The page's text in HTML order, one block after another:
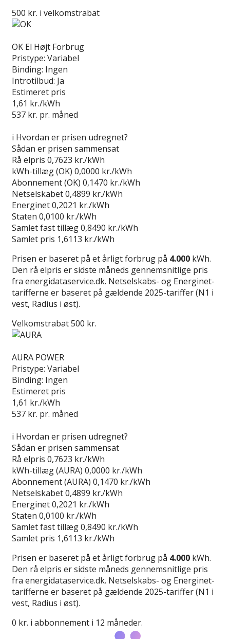
500 kr. i velkomstrabat
OK El Højt Forbrug
Pristype: Variabel
Binding: Ingen
Introtilbud: Ja
Estimeret pris
1,61 kr./kWh
537 kr. pr. måned
i Hvordan er prisen udregnet?
Sådan er prisen sammensat
Rå elpris 0,7623 kr./kWh
kWh-tillæg (OK) 0,0000 kr./kWh
Abonnement (OK) 0,1470 kr./kWh
Netselskabet0,4899 kr./kWh
Energinet0,2021 kr./kWh
Staten 0,0100 kr./kWh
Samlet fast tillæg0,8490 kr./kWh
Samlet pris 1,6113 kr./kWh
Prisen er baseret på et årligt forbrug på 4.000 kWh.
Den rå elpris er sidste måneds gennemsnitlige pris
fra energidataservice.dk. Netselskabs- og Energinet-
tarifferne er baseret på gældende 2025-tariffer (N1 i
vest, Radius i øst).
Velkomstrabat 500 kr.
AURA POWER
Pristype: Variabel
Binding: Ingen
Estimeret pris
1,61 kr./kWh
537 kr. pr. måned
i Hvordan er prisen udregnet?
Sådan er prisen sammensat
Rå elpris 0,7623 kr./kWh
kWh-tillæg (AURA) 0,0000 kr./kWh
Abonnement (AURA) 0,1470 kr./kWh
Netselskabet0,4899 kr./kWh
Energinet0,2021 kr./kWh
Staten 0,0100 kr./kWh
Samlet fast tillæg0,8490 kr./kWh
Samlet pris 1,6113 kr./kWh
Prisen er baseret på et årligt forbrug på 4.000 kWh.
Den rå elpris er sidste måneds gennemsnitlige pris
fra energidataservice.dk. Netselskabs- og Energinet-
tarifferne er baseret på gældende 2025-tariffer (N1 i
vest, Radius i øst).
0 kr. i abbonnement i 12 måneder.